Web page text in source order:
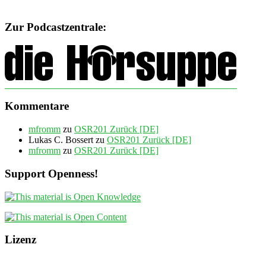
Zur Podcastzentrale:
Kommentare
mfromm zu OSR201 Zurück [DE]
Lukas C. Bossert zu OSR201 Zurück [DE]
mfromm zu OSR201 Zurück [DE]
Support Openness!
Lizenz